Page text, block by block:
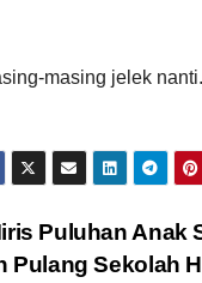
masing jelek nanti.
Puluhan Anak
Pulang Sekolah